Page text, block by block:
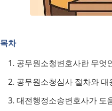
목차
공무원소청변호사란 무엇
공무원소청심사 절차와 대
대전행정소송변호사가 도